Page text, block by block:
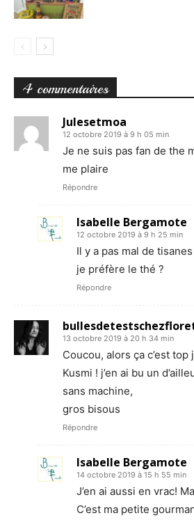
4 commentaires
Julesetmoa
12 octobre 2019 à 9 h 05 min
Je ne suis pas fan de the
me plaire
Répondre
Isabelle Bergamote
12 octobre 2019 à 9 h 25 min
Il y a pas mal de
je préfère le thé ?
Répondre
13 octobre 2019 à 20 h 34 min
Coucou, alors ça c’est top
Kusmi ! j’en ai bu un
sans machine,
gros bisous
Répondre
Isabelle Bergamote
14 octobre 2019 à 15 h 55 min
J’en ai aussi en vrac!
C’est ma petite